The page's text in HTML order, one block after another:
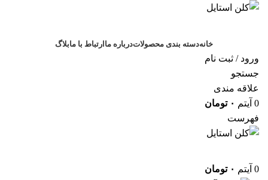
خانهدسته بندی محصولاتدرباره ما ارتباط با مابلاگ
ورود / ثبت نام
جستجو
علاقه مندی
0 آیتم ۰ تومان
فهرست
0 آیتم ۰ تومان